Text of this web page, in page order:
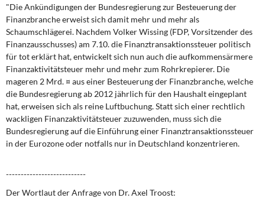
Kontakt
"Die Ankündigungen der Bundesregierung zur Besteuerung der
Finanzbranche erweist sich damit mehr und mehr als
Schaumschlägerei. Nachdem Volker Wissing (FDP, Vorsitzender des
Finanzausschusses) am 7.10. die Finanztransaktionssteuer politisch
für tot erklärt hat, entwickelt sich nun auch die aufkommensärmere
Finanzaktivitätsteuer mehr und mehr zum Rohrkrepierer. Die
mageren 2 Mrd. ¤ aus einer Besteuerung der Finanzbranche, welche
die Bundesregierung ab 2012 jährlich für den Haushalt eingeplant
hat, erweisen sich als reine Luftbuchung. Statt sich einer rechtlich
wackligen Finanzaktivitätsteuer zuzuwenden, muss sich die
Bundesregierung auf die Einführung einer Finanztransaktionssteuer
in der Eurozone oder notfalls nur in Deutschland konzentrieren.
---------------------------
Der Wortlaut der Anfrage von Dr. Axel Troost: